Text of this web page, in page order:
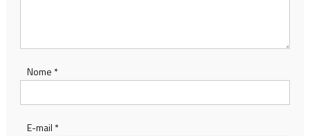
Nome *
E-mail *